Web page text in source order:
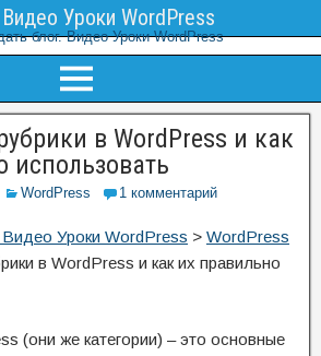
Уроки WordPress
в WordPress и как
использовать
WordPress 1 комментарий
Видео Уроки WordPress > WordPress
в WordPress и как их правильно
(они же категории) – это основные